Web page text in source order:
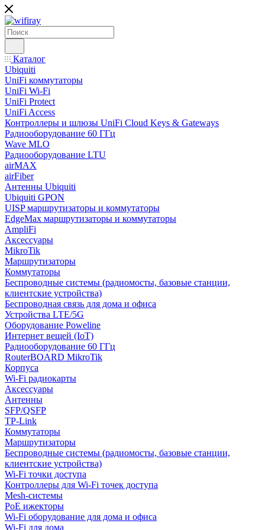
Каталог
Ubiquiti
UniFi коммутаторы
UniFi Wi-Fi
UniFi Protect
UniFi Access
Контроллеры и шлюзы UniFi Cloud Keys & Gateways
Радиооборудование 60 ГГц
Wave MLO
Радиооборудование LTU
airMAX
airFiber
Антенны Ubiquiti
Ubiquiti GPON
UISP маршрутизаторы и коммутаторы
EdgeMax маршрутизаторы и коммутаторы
AmpliFi
Аксессуары
MikroTik
Маршрутизаторы
Коммутаторы
Беспроводные системы (радиомосты, базовые станции,
клиентские устройства)
Беспроводная связь для дома и офиса
Устройства LTE/5G
Оборудование Poweline
Интернет вещей (IoT)
Радиооборудование 60 ГГц
RouterBOARD MikroTik
Корпуса
Wi-Fi радиокарты
Аксессуары
Антенны
SFP/QSFP
TP-Link
Коммутаторы
Маршрутизаторы
Беспроводные системы (радиомосты, базовые станции,
клиентские устройства)
Wi-Fi точки доступа
Контроллеры для Wi-Fi точек доступа
Mesh-системы
PoE ижекторы
Wi-Fi оборудование для дома и офиса
Wi-Fi для дома